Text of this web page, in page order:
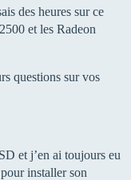
des heures sur ce
et les Radeon
questions sur vos
et j’en ai toujours eu
installer son